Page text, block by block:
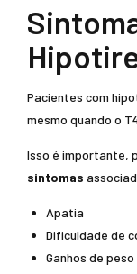
Pacientes com
mesmo quando o
Isso é importante,
sintomas
Apatia
Dificuldade de
Ganhos de